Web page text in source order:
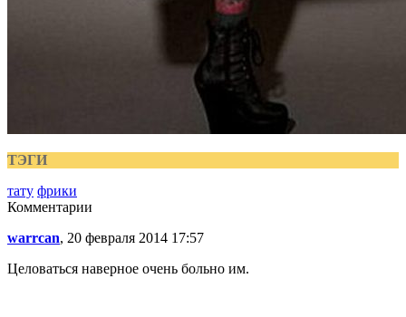
ТЭГИ
тату фрики
Комментарии
warrcan, 20 февраля 2014 17:57
Целоваться наверное очень больно им.